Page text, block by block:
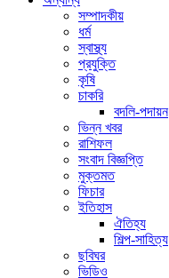
সম্পাদকীয়
ধর্ম
স্বাস্থ্য
প্রযুক্তি
কৃষি
চাকরি
বদলি-পদায়ন
ভিন্ন খবর
রাশিফল
সংবাদ বিজ্ঞপ্তি
মুক্তমত
ফিচার
ইতিহাস
ঐতিহ্য
শিল্প-সাহিত্য
ছবিঘর
ভিডিও